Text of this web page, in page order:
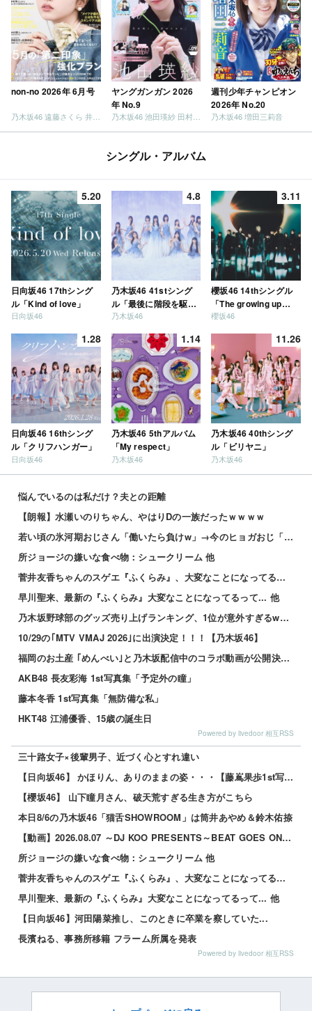
non-no 2026年 6月号
ヤングガンガン 2026
年 No.9
乃木坂46 池田瑛紗 田村真佑
週刊少年チャンピオン
2026年 No.20
乃木坂46 増田三莉音
シングル・アルバム
5.20
日向坂46 17thシング
ル「Kind of love」
日向坂46
4.8
乃木坂46 41stシング
ル「最後に階段を駆け
上がったのはいつ
乃木坂46
3.11
櫻坂46 14thシングル
「The growing up
train」
櫻坂46
1.28
日向坂46 16thシング
ル「クリフハンガー」
日向坂46
1.14
乃木坂46 5thアルバム
「My respect」
乃木坂46
11.26
乃木坂46 40thシング
ル「ビリヤニ」
乃木坂46
悩んでいるのは私だけ？夫との距離
【朗報】水瀬いのりちゃん、やはりDの一族だったｗｗｗｗ
若い頃の氷河期おじさん「働いたら負けw」→今のヒョガおじ「惣菜たけぇよ..」自業自得で草
所ジョージの嫌いな食べ物：シュークリーム 他
菅井友香ちゃんのスゲエ『ふくらみ』、大変なことになってるって... 他
早川聖来、最新の『ふくらみ』大変なことになってるって... 他
乃木坂野球部のグッズ売り上げランキング、1位が意外すぎるwwwwwwww
10/29の｢MTV VMAJ 2026｣に出演決定！！！【乃木坂46】
福岡のお土産 ｢めんべい｣と乃木坂配信中のコラボ動画が公開決定！！！【乃木坂46】
AKB48 長友彩海 1st写真集「予定外の瞳」
藤本冬香 1st写真集「無防備な私」
HKT48 江浦優香、15歳の誕生日
Powered by livedoor 相互RSS
三十路女子×後輩男子、近づく心とすれ違い
【日向坂46】 かほりん、ありのままの姿・・・【藤嶌果歩1st写真集】
【櫻坂46】 山下瞳月さん、破天荒すぎる生き方がこちら
本日8/6の乃木坂46「猫舌SHOWROOM」は筒井あやめ＆鈴木佑捺
【動画】2026.08.07 ～DJ KOO PRESENTS～BEAT GOES ON 【鈴木佑捺...
所ジョージの嫌いな食べ物：シュークリーム 他
菅井友香ちゃんのスゲエ『ふくらみ』、大変なことになってるって... 他
早川聖来、最新の『ふくらみ』大変なことになってるって... 他
【日向坂46】河田陽菜推し、このときに卒業を察していた...
長濱ねる、事務所移籍 フラーム所属を発表
Powered by livedoor 相互RSS